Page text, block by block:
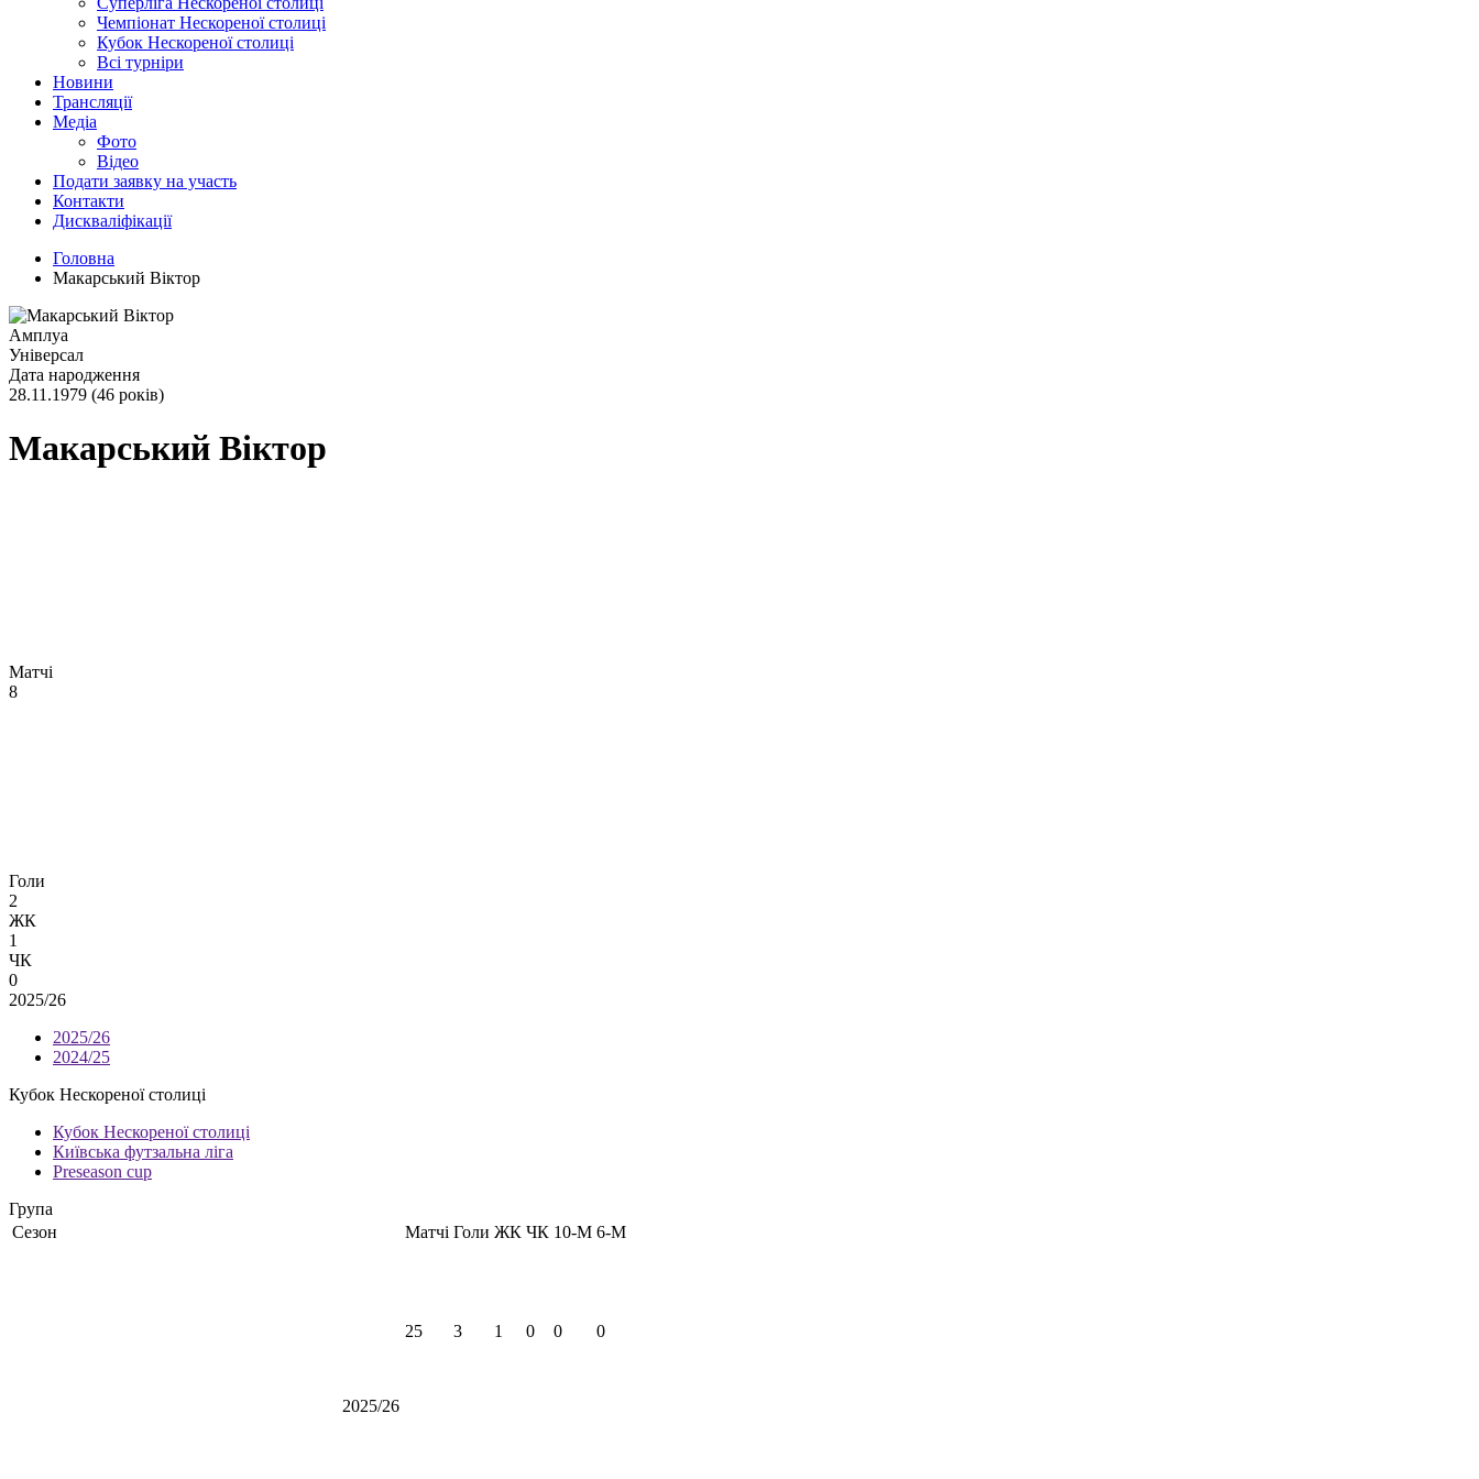
Чемпіонат Нескореної столиці
Кубок Нескореної столиці
Всі турніри
Новини
Трансляції
Медіа
Фото
Відео
Подати заявку на участь
Контакти
Дискваліфікації
Головна
Макарський Віктор
Амплуа
Універсал
Дата народження
28.11.1979 (46 років)
Макарський Віктор
Матчі
8
Голи
2
ЖК
1
ЧК
0
2025/26
2025/26
2024/25
Кубок Нескореної столиці
Кубок Нескореної столиці
Київська футзальна ліга
Preseason cup
Група
Сезон
Матчі Голи ЖК ЧК 10-М 6-М
2025/26
25 3 1 0 0 0